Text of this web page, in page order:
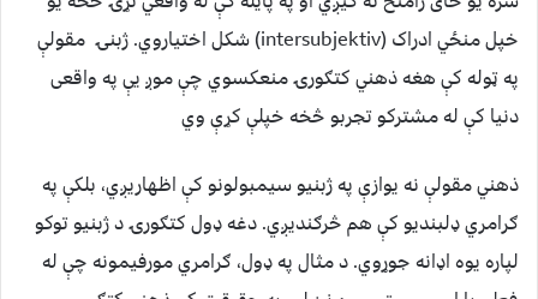
خپل منځي ادراک (intersubjektiv) شکل اختیاروي. ژبنۍ مقولې
په ټوله کې هغه ‌ذهني کتګورۍ منعکسوي چې موږ یې په واقعی
دنیا کې له مشترکو تجربو څخه خپلې کړې وي
ذهني مقولې نه یوازې په ژبنیو سیمبولونو کې اظهاریږي، بلکې په
ګرامري ډلبندیو کې هم څرګندیږي. دغه ډول کتګورۍ د ژبنیو توکو
لپاره یوه اډانه جوړوي. د مثال په ډول، ګرامري مورفیمونه چې له